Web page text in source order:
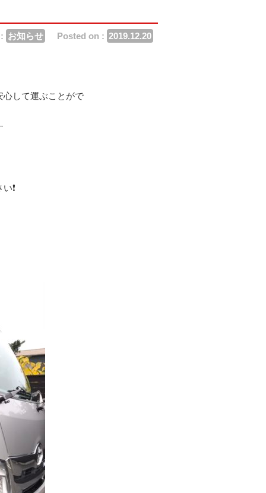
お知らせ Posted on : 2019.12.20
心して運ぶことがで
❗️